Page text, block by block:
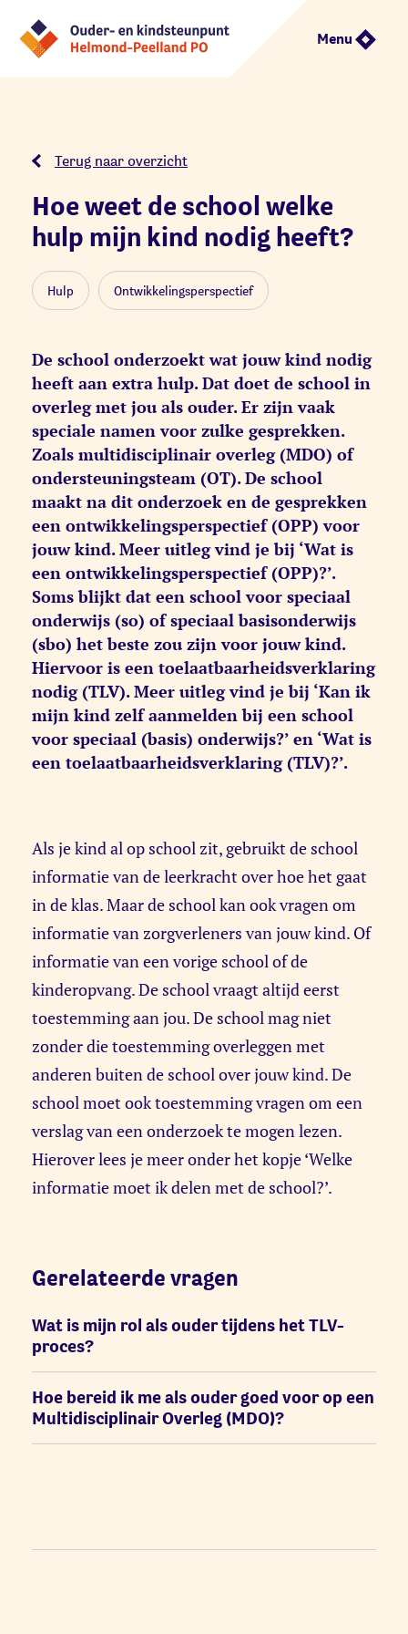
Menu
Terug naar overzicht
Hoe weet de school welke
hulp mijn kind nodig heeft?
Hulp Ontwikkelingsperspectief
De school onderzoekt wat jouw kind nodig
heeft aan extra hulp. Dat doet de school in
overleg met jou als ouder. Er zijn vaak
speciale namen voor zulke gesprekken.
Zoals multidisciplinair overleg (MDO) of
ondersteuningsteam (OT). De school
maakt na dit onderzoek en de gesprekken
een ontwikkelingsperspectief (OPP) voor
jouw kind. Meer uitleg vind je bij ‘Wat is
een ontwikkelingsperspectief (OPP)?’.
Soms blijkt dat een school voor speciaal
onderwijs (so) of speciaal basisonderwijs
(sbo) het beste zou zijn voor jouw kind.
Hiervoor is een toelaatbaarheidsverklaring
nodig (TLV). Meer uitleg vind je bij ‘Kan ik
mijn kind zelf aanmelden bij een school
voor speciaal (basis) onderwijs?’ en ‘Wat is
een toelaatbaarheidsverklaring (TLV)?’.
Als je kind al op school zit, gebruikt de school
informatie van de leerkracht over hoe het gaat
in de klas. Maar de school kan ook vragen om
informatie van zorgverleners van jouw kind. Of
informatie van een vorige school of de
kinderopvang. De school vraagt altijd eerst
toestemming aan jou. De school mag niet
zonder die toestemming overleggen met
anderen buiten de school over jouw kind. De
school moet ook toestemming vragen om een
verslag van een onderzoek te mogen lezen.
Hierover lees je meer onder het kopje ‘Welke
informatie moet ik delen met de school?’.
Gerelateerde vragen
Wat is mijn rol als ouder tijdens het TLV-
proces?
Hoe bereid ik me als ouder goed voor op een
Multidisciplinair Overleg (MDO)?